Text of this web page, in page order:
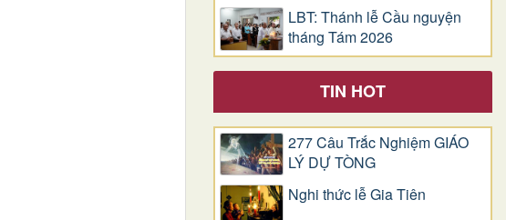
LBT: Thánh lễ Cầu nguyện
tháng Tám 2026
TIN HOT
277 Câu Trắc Nghiệm GIÁO
LÝ DỰ TÒNG
Nghi thức lễ Gia Tiên